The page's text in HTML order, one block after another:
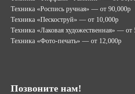
Техника «Роспись ручная» — от 90,000р
Техника «Пескоструй» — от 10,000р
Техника «Лаковая художественная» — от
Техника «Фото-печать» — от 12,000р
Позвоните нам!